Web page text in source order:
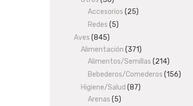
products
Accesorios 2525
Redes 55
Aves 845845
products
Alimentación 371371
products
Alimentos/Semillas 214214
products
Bebederos/Comederos 156156
Higiene/Salud 8787
Arenas 55